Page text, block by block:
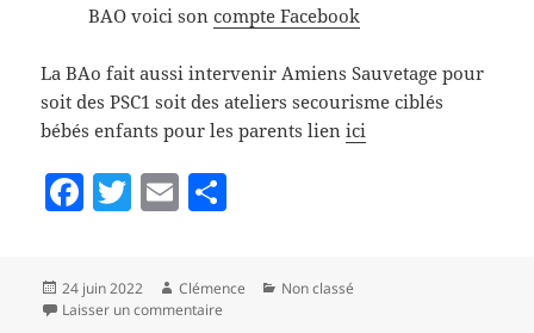
BAO voici soncompte Facebook
La BAo fait aussi intervenir Amiens Sauvetage pour
soit des PSC1 soit des ateliers secourisme ciblés
bébés enfants pour les parents lienici
F
e
T
itt
er
E
ai
l a
Publié
le
24 juin 2022 Auteur
Clémence Catégories
Non classé
Laisser un commentaire